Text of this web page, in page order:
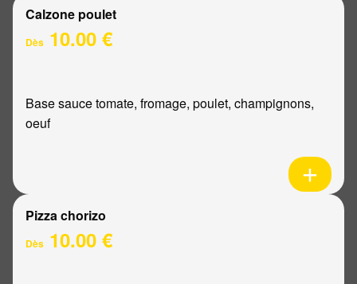
Calzone poulet
Dès 10.00 €
Base sauce tomate, fromage, poulet, champignons,
oeuf
Pizza chorizo
Dès 10.00 €